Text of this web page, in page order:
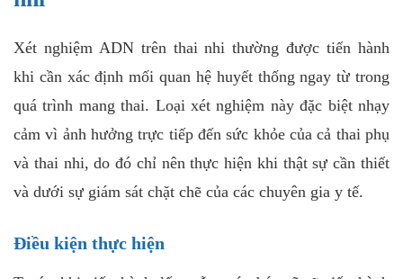
Xét nghiệm ADN trên thai nhi thường được tiến hành
khi cần xác định mối quan hệ huyết thống ngay từ trong
quá trình mang thai. Loại xét nghiệm này đặc biệt nhạy
cảm vì ảnh hưởng trực tiếp đến sức khỏe của cả thai phụ
và thai nhi, do đó chỉ nên thực hiện khi thật sự cần thiết
và dưới sự giám sát chặt chẽ của các chuyên gia y tế.
Điều kiện thực hiện